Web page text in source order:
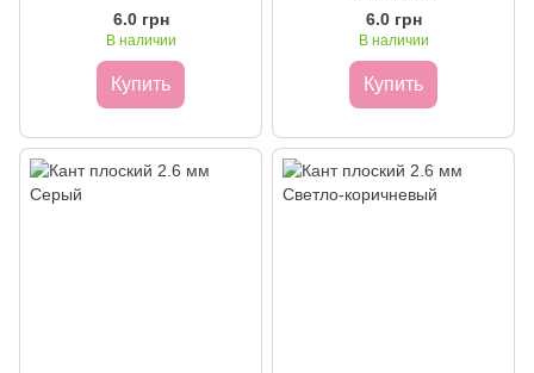
6.0 грн
В наличии
Купить
6.0 грн
В наличии
Купить